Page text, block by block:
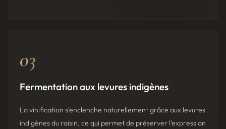
03
Fermentation aux levures indigènes
La vinification s’enclenche naturellement grâce aux levures
indigènes du raisin, ce qui permet de préserver l’expression